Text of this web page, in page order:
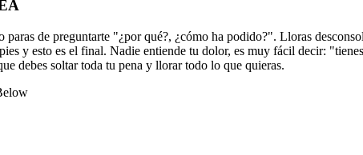
paras de preguntarte "¿por qué?, ¿cómo ha podido?". Lloras
y esto es el final. Nadie entiende tu dolor, es muy fácil decir:
debes soltar toda tu pena y llorar todo lo que quieras.